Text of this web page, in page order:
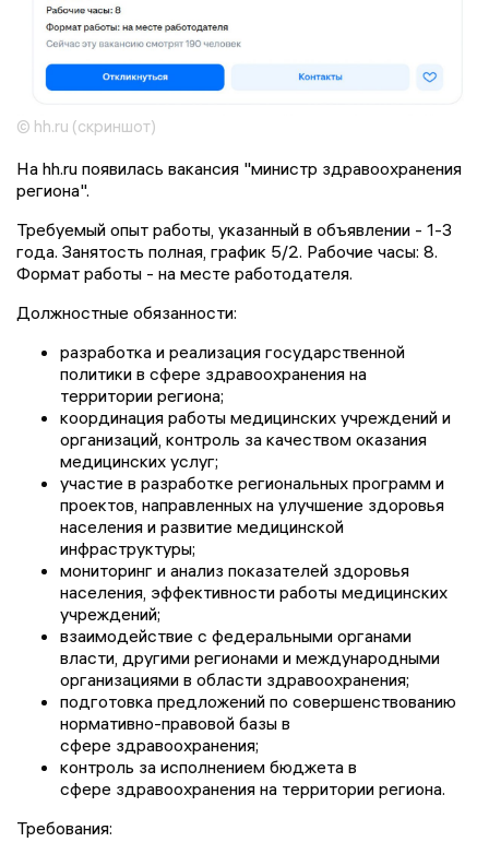
© hh.ru (скриншот)
На hh.ru появилась вакансия "министр здравоохранения
региона".
Требуемый опыт работы, указанный в объявлении - 1-3
года. Занятость полная, график 5/2. Рабочие часы: 8.
Формат работы - на месте работодателя.
Должностные обязанности:
разработка и реализация государственной
политики в сфере здравоохранения на
территории региона;
координация работы медицинских учреждений и
организаций, контроль за качеством оказания
медицинских услуг;
участие в разработке региональных программ и
проектов, направленных на улучшение здоровья
населения и развитие медицинской
инфраструктуры;
мониторинг и анализ показателей здоровья
населения, эффективности работы медицинских
учреждений;
взаимодействие с федеральными органами
власти, другими регионами и международными
организациями в области здравоохранения;
подготовка предложений по совершенствованию
нормативно-правовой базы в
сфере здравоохранения;
контроль за исполнением бюджета в
сфере здравоохранения на территории региона.
Требования: